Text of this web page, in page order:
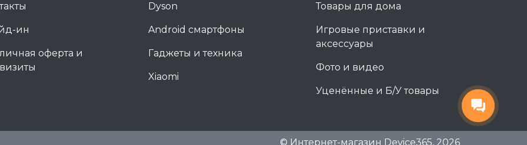
ин
оферта и
Dyson
Android смартфоны
Гаджеты и техника
Xiaomi
Товары для дома
Игровые приставки и
аксессуары
Фото и видео
Уценённые и Б/У товары
© Интернет-магазин Device365, 2026